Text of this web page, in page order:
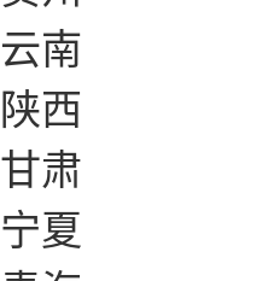
云南
陕西
甘肃
宁夏